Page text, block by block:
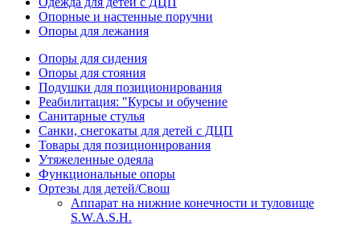
Опорные и настенные поручни
Опоры для лежания
Опоры для сидения
Опоры для стояния
Подушки для позиционирования
Реабилитация: "Курсы и обучение
Санитарные стулья
Санки, снегокаты для детей с ДЦП
Товары для позиционирования
Утяжеленные одеяла
Функциональные опоры
Ортезы для детей/Свош
Аппарат на нижние конечности и туловище
S.W.A.S.H.